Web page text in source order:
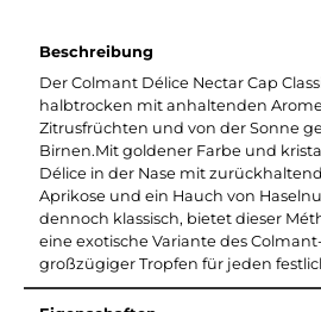
Beschreibung
Der Colmant Délice Nectar Cap
halbtrocken mit anhaltenden
Zitrusfrüchten und von der Sonne
Birnen.Mit goldener Farbe und
Délice in der Nase mit
Aprikose und ein Hauch von
dennoch klassisch, bietet dieser
eine exotische Variante des
großzügiger Tropfen für jeden